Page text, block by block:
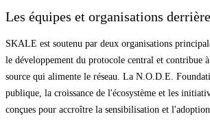
Les équipes et organisations
SKALE est soutenu par deux organisations
le développement du protocole central et contribue
source qui alimente le réseau. La N.O.D.E.
publique, la croissance de l'écosystème et les
conçues pour accroître la sensibilisation et